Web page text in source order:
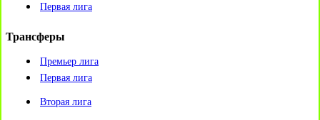
Первая лига
Трансферы
Премьер лига
Первая лига
Вторая лига